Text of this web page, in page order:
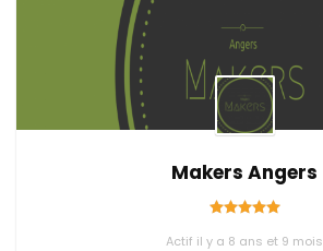
Makers Angers
Actif il y a 8 ans et 9 mois